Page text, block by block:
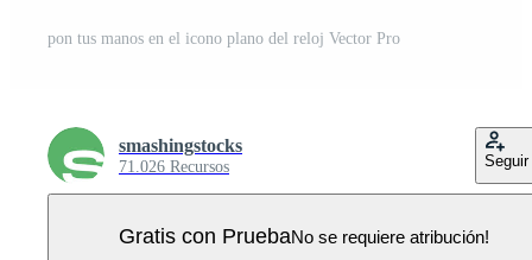
pon tus manos en el icono plano del reloj Vector Pro
smashingstocks
71.026 Recursos Seguir
Gratis con PruebaNo se requiere atribución!